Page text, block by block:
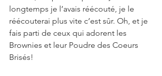
longtemps je l’avais réécouté, je le
réécouterai plus vite c’est sûr. Oh, et je
fais parti de ceux qui adorent les
Brownies et leur Poudre des Coeurs
Brisés!